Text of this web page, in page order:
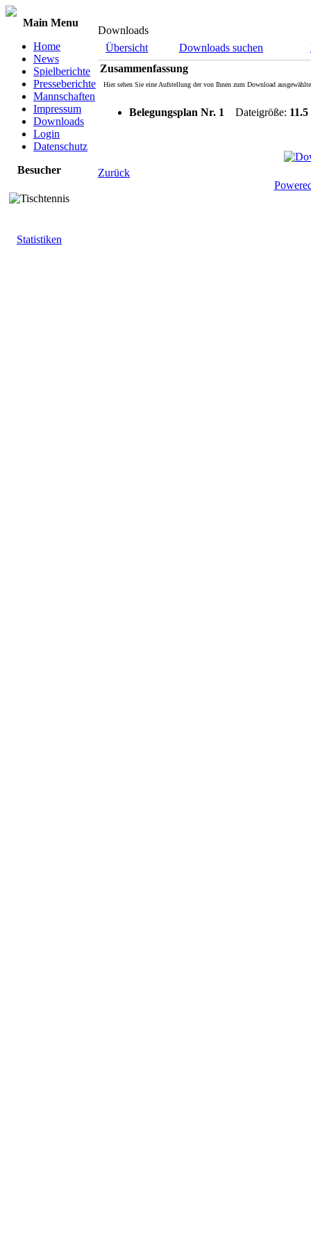
Main Menu
Home
News
Spielberichte
Presseberichte
Mannschaften
Impressum
Downloads
Login
Datenschutz
Besucher
Statistiken
Downloads
Übersicht
Downloads suchen
Zusammenfassung
Hier sehen Sie eine Aufstellung der von Ihnen zum Download
Belegungsplan Nr. 1 Dateigröße:
Zurück